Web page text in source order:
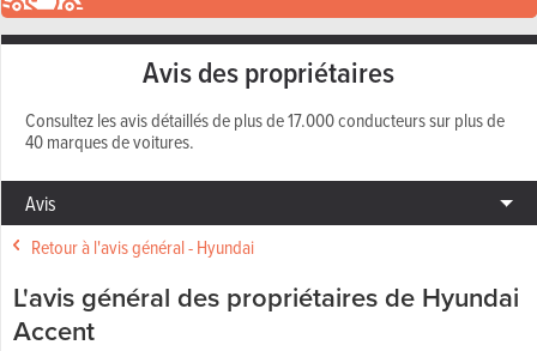
Avis des propriétaires
Consultez les avis détaillés de plus de 17.000 conducteurs sur plus de
40 marques de voitures.
Avis
Retour à l'avis général - Hyundai
L'avis général des propriétaires de Hyundai
Accent